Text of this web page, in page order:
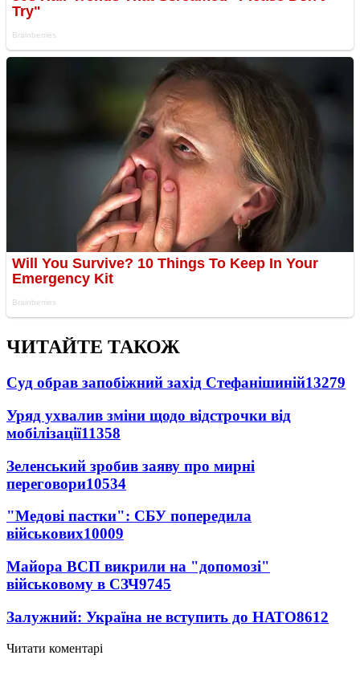
ЧИТАЙТЕ ТАКОЖ
Суд обрав запобіжний захід Стефанішиній13279
Уряд ухвалив зміни щодо відстрочки від
мобілізації11358
Зеленський зробив заяву про мирні
переговори10534
"Медові пастки": СБУ попередила
військових10009
Майора ВСП викрили на "допомозі"
військовому в СЗЧ9745
Залужний: Україна не вступить до НАТО8612
Читати коментарі